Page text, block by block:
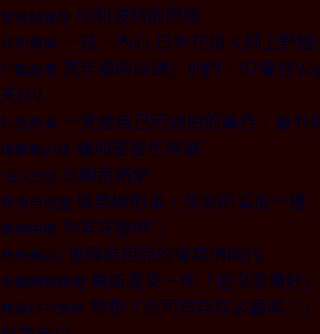
發現酷建築 哈利波特的原鄉
特別報導 一花一內心 日本花道大師上野
封面故事 高年級時尚課》他們，97歲登
天MV
封面故事 一支邀自己阿嬤拍的廣告，意外
總編輯的話 雞卵密密也有縫
CEO上線 衣櫥策略學
商場自慢塾 做該做的事，想做的事放一邊
透視中國 你有在聽嗎？
新物種Biz 振興券用完的後疫情時代
金融時報精選 馬斯克又一件「還沒準備好
商周CEO學院 曾想「公司有存在必要嗎？